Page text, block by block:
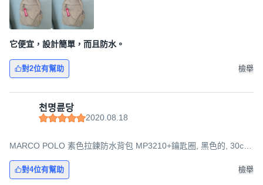
它便宜，設計簡單，而且防水。
對2位有幫助 檢舉
천명륜당
2020.08.18
MARCO POLO 素色拉鍊防水背包 MP3210+鑰匙圈, 黑色的, 30cm
對4位有幫助 檢舉